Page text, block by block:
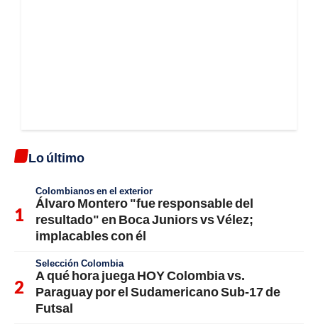
Lo último
Colombianos en el exterior
Álvaro Montero "fue responsable del
resultado" en Boca Juniors vs Vélez;
implacables con él
Selección Colombia
A qué hora juega HOY Colombia vs.
Paraguay por el Sudamericano Sub-17 de
Futsal